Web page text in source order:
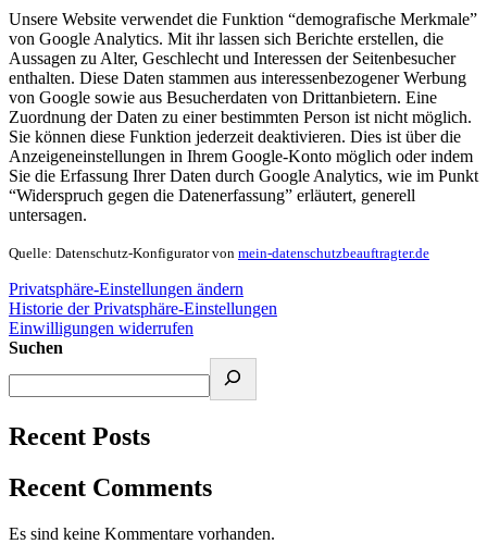
Unsere Website verwendet die Funktion “demografische Merkmale”
von Google Analytics. Mit ihr lassen sich Berichte erstellen, die
Aussagen zu Alter, Geschlecht und Interessen der Seitenbesucher
enthalten. Diese Daten stammen aus interessenbezogener Werbung
von Google sowie aus Besucherdaten von Drittanbietern. Eine
Zuordnung der Daten zu einer bestimmten Person ist nicht möglich.
Sie können diese Funktion jederzeit deaktivieren. Dies ist über die
Anzeigeneinstellungen in Ihrem Google-Konto möglich oder indem
Sie die Erfassung Ihrer Daten durch Google Analytics, wie im Punkt
“Widerspruch gegen die Datenerfassung” erläutert, generell
untersagen.
Quelle: Datenschutz-Konfigurator von mein-datenschutzbeauftragter.de
Privatsphäre-Einstellungen ändern
Historie der Privatsphäre-Einstellungen
Einwilligungen widerrufen
Suchen
Recent Posts
Recent Comments
Es sind keine Kommentare vorhanden.